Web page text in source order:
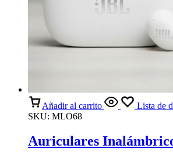
Añadir al carrito
Lista de
SKU: MLO68
Auriculares